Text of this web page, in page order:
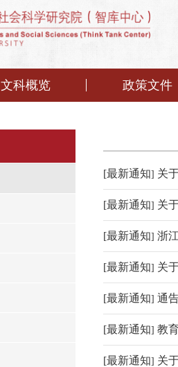
文科概览 政策文件
[最新通知] 关
[最新通知] 关
[最新通知] 浙
[最新通知] 关
[最新通知] 通
[最新通知] 教
[最新通知] 关